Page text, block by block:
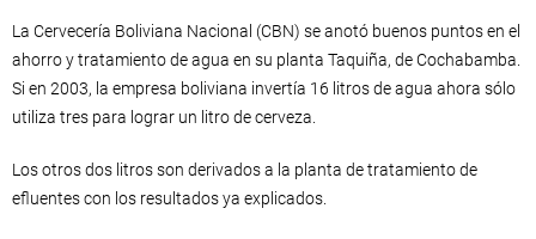
La Cervecería Boliviana Nacional (CBN) se anotó buenos puntos en el
ahorro y tratamiento de agua en su planta Taquiña, de Cochabamba.
Si en 2003, la empresa boliviana invertía 16 litros de agua ahora sólo
utiliza tres para lograr un litro de cerveza.
Los otros dos litros son derivados a la planta de tratamiento de
efluentes con los resultados ya explicados.